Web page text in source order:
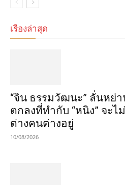
เรื่องล่าสุด
“จิน ธรรมวัฒนะ” ลั่นหย่
ตกลงที่ทำกับ “หนิง” จะ
ต่างคนต่างอยู่
10/08/2026